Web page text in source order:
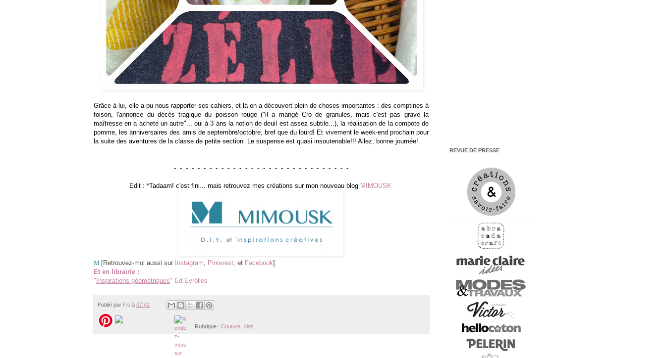
Grâce à lui, elle a pu nous rapporter ses cahiers, et là on a découvert plein de choses importantes : des comptines à
foison, l'annonce du décès tragique du poisson rouge ("il a mangé Cro de granules, mais c'est pas grave la
maîtresse en a acheté un autre"... oui à 3 ans la notion de deuil est assez subtile...), la réalisation de la compote de
pomme, les anniversaires des amis de septembre/octobre, bref que du lourd! Et vivement le week-end prochain pour
la suite des aventures de la classe de petite section. Le suspense est quasi insoutenable!!! Allez, bonne journée!
- - - - - - - - - - - - - - - - - - - - - - - - - - - - - -
Edit : *Tadaam! c'est fini... mais retrouvez mes créations sur mon nouveau blog MIMOUSK
M [Retrouvez-moi aussi sur Instagram Pinterest , et Facebook]
Et en librairie :
"Inspirations géométriques" Ed.Eyrolles
Publié par Flo à 07:42
Rubrique : Couture, Kids
REVUE DE PRESSE